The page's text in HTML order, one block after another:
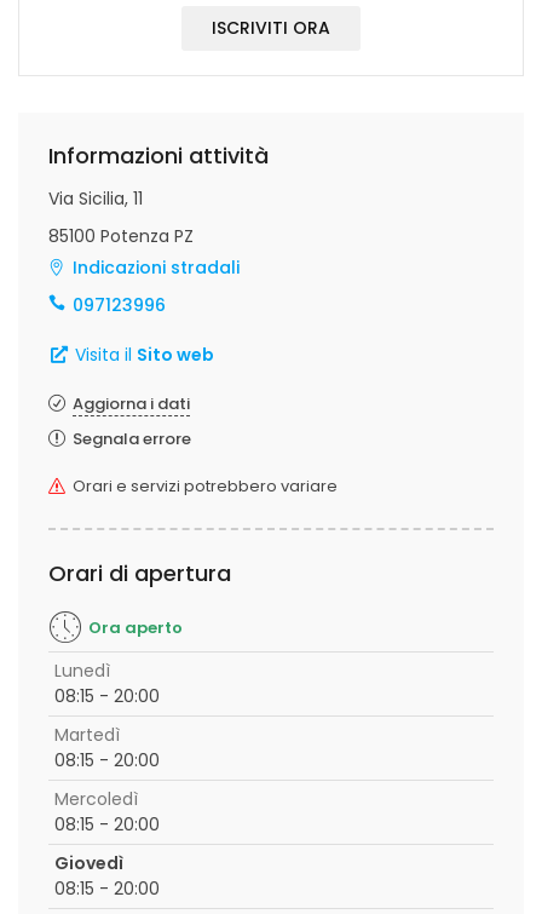
ISCRIVITI ORA
Informazioni attività
Via Sicilia, 11
85100 Potenza PZ
Indicazioni stradali
097123996
Visita il Sito web
Aggiorna i dati
Segnala errore
Orari e servizi potrebbero variare
Orari di apertura
Ora aperto
Lunedì
08:15 - 20:00
Martedì
08:15 - 20:00
Mercoledì
08:15 - 20:00
Giovedì
08:15 - 20:00